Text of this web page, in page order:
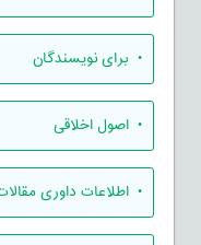
• برای نویسندگان
• اصول اخلاقی
• اطلاعات داوری مقالات